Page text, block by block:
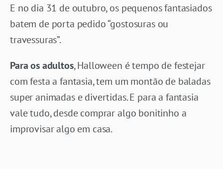
E no dia 31 de outubro, os pequenos fantasiados
batem de porta pedido “gostosuras ou
travessuras”.
Para os adultos, Halloween é tempo de festejar
com festa a fantasia, tem um montão de baladas
super animadas e divertidas. E para a fantasia
vale tudo, desde comprar algo bonitinho a
improvisar algo em casa.